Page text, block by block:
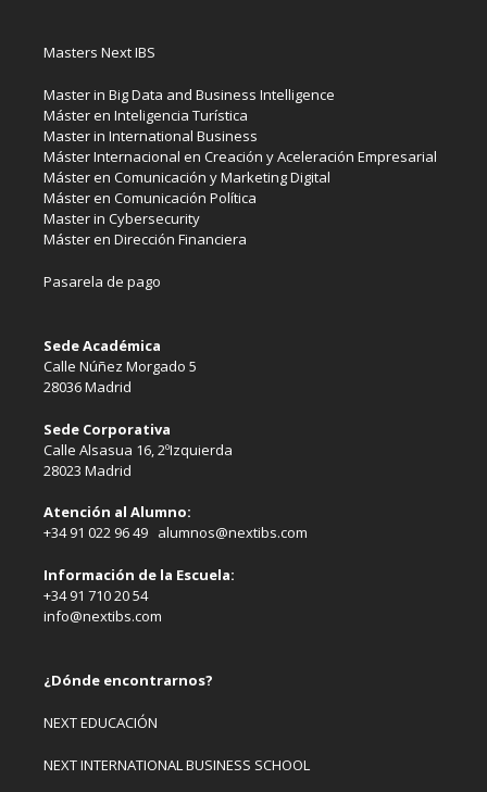
Masters Next IBS
Master in Big Data and Business Intelligence
Máster en Inteligencia Turística
Master in International Business
Máster Internacional en Creación y Aceleración Empresarial
Máster en Comunicación y Marketing Digital
Máster en Comunicación Política
Master in Cybersecurity
Máster en Dirección Financiera
Pasarela de pago
Sede Académica
Calle Núñez Morgado 5
28036 Madrid
Sede Corporativa
Calle Alsasua 16, 2ºIzquierda
28023 Madrid
Atención al Alumno:
+34 91 022 96 49 alumnos@nextibs.com
Información de la Escuela:
+34 91 710 20 54
info@nextibs.com
¿Dónde encontrarnos?
NEXT EDUCACIÓN
NEXT INTERNATIONAL BUSINESS SCHOOL